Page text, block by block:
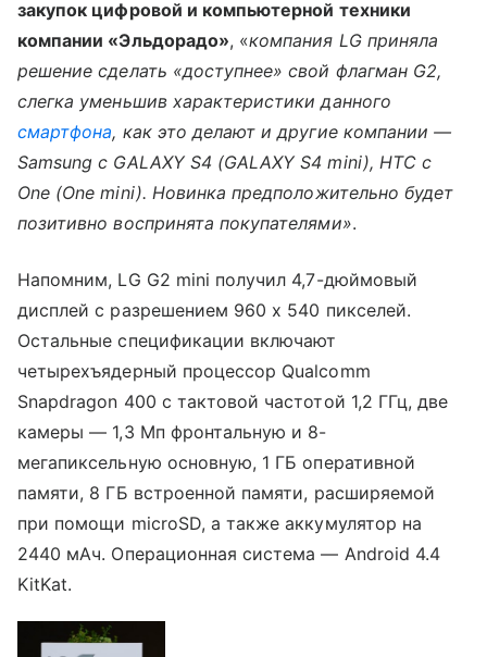
закупок цифровой и компьютерной техники
компании «Эльдорадо», «компания LG приняла
решение сделать «доступнее» свой флагман G2,
слегка уменьшив характеристики данного
смартфона, как это делают и другие компании —
Samsung с GALAXY S4 (GALAXY S4 mini), HTC с
One (One mini). Новинка предположительно будет
позитивно воспринята покупателями».
Напомним, LG G2 mini получил 4,7-дюймовый
дисплей с разрешением 960 х 540 пикселей.
Остальные спецификации включают
четырехъядерный процессор Qualcomm
Snapdragon 400 с тактовой частотой 1,2 ГГц, две
камеры — 1,3 Мп фронтальную и 8-
мегапиксельную основную, 1 ГБ оперативной
памяти, 8 ГБ встроенной памяти, расширяемой
при помощи microSD, а также аккумулятор на
2440 мАч. Операционная система — Android 4.4
KitKat.